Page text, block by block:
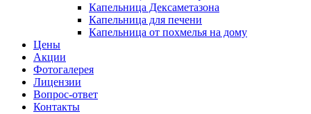
Капельница Дексаметазона
Капельница для печени
Капельница от похмелья на дому
Цены
Акции
Фотогалерея
Лицензии
Вопрос-ответ
Контакты